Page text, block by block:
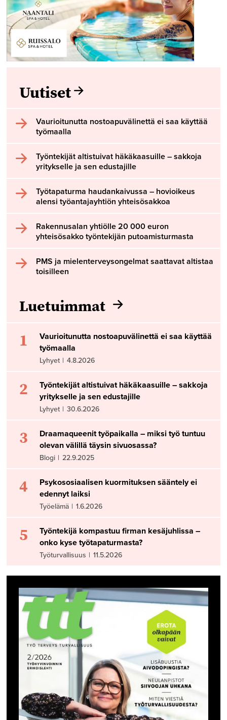
Uutiset
Vaurioitunutta nostoapuvälinettä ei saa käyttää
työmaalla
Työntekijät altistuivat häkäkaasuille – sakkoja
yritykselle ja sen edustajille
Työtapaturma haudankaivussa – hovioikeus
alensi työantajayhtiön yhteisösakkoa
Rakennusalan yhtiölle 20 000 euron
yhteisösakko työntekijän putoamisturmasta
PMS ja mielenterveysongelmat saattavat altistaa
toisilleen
Luetuimmat
1
Vaurioitunutta nostoapuvälinettä ei saa käyttää
työmaalla
Lyhyet | 4.8.2026
2
Työntekijät altistuivat häkäkaasuille – sakkoja
yritykselle ja sen edustajille
Lyhyet | 30.6.2026
3
Draamaqueenit työpaikalla – miksi työ tuntuu
olevan välillä täysin sivuosassa?
Blogi | 22.9.2025
4
Psykososiaalisen kuormituksen sääntely ei
edennyt laiksi
Työelämä | 1.6.2026
5
Työntekijä kompastuu firman kesäjuhlissa –
onko kyse työtapaturmasta?
Työturvallisuus | 11.5.2026